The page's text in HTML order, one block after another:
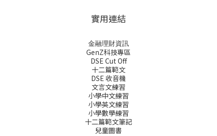
實用連結
金融理財資訊
GenZ科技專區
DSE Cut Off
十二篇範文
DSE 收音機
文言文練習
小學中文練習
小學英文練習
小學數學練習
十二篇範文筆記
兒童圖書